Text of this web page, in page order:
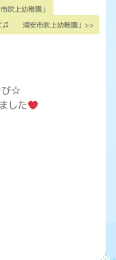
吹上幼稚園」
♫ 浦安市吹上幼稚園」>>
び☆
した